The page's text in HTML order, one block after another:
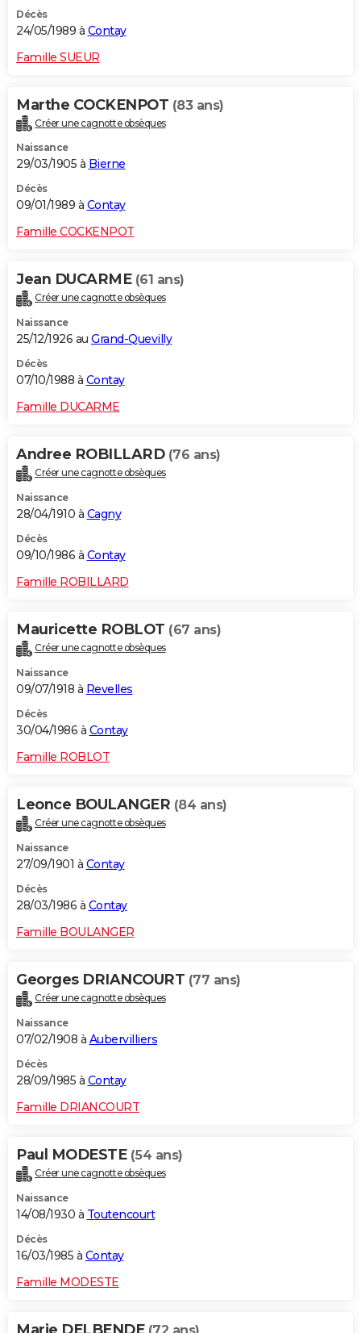
Décès
24/05/1989 à Contay
Famille SUEUR
Marthe COCKENPOT (83 ans)
Créer une cagnotte obsèques
Naissance
29/03/1905 à Bierne
Décès
09/01/1989 à Contay
Famille COCKENPOT
Jean DUCARME (61 ans)
Créer une cagnotte obsèques
Naissance
25/12/1926 au Grand-Quevilly
Décès
07/10/1988 à Contay
Famille DUCARME
Andree ROBILLARD (76 ans)
Créer une cagnotte obsèques
Naissance
28/04/1910 à Cagny
Décès
09/10/1986 à Contay
Famille ROBILLARD
Mauricette ROBLOT (67 ans)
Créer une cagnotte obsèques
Naissance
09/07/1918 à Revelles
Décès
30/04/1986 à Contay
Famille ROBLOT
Leonce BOULANGER (84 ans)
Créer une cagnotte obsèques
Naissance
27/09/1901 à Contay
Décès
28/03/1986 à Contay
Famille BOULANGER
Georges DRIANCOURT (77 ans)
Créer une cagnotte obsèques
Naissance
07/02/1908 à Aubervilliers
Décès
28/09/1985 à Contay
Famille DRIANCOURT
Paul MODESTE (54 ans)
Créer une cagnotte obsèques
Naissance
14/08/1930 à Toutencourt
Décès
16/03/1985 à Contay
Famille MODESTE